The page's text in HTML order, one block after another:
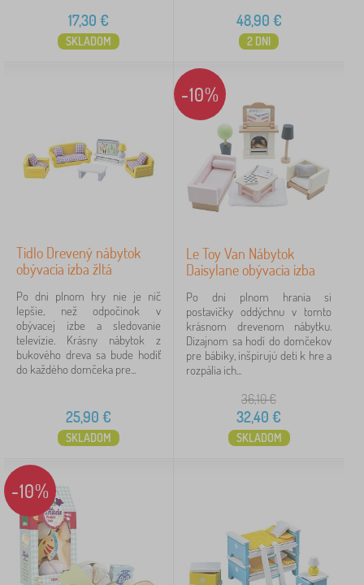
17,30 €
SKLADOM
48,90 €
2 DNI
Tidlo Drevený nábytok
obývacia izba žltá
Po dni plnom hry nie je nič
lepšie, než odpočinok v
obývacej izbe a sledovanie
televízie. Krásny nábytok z
bukového dreva sa bude hodiť
do každého domčeka pre...
25,90 €
SKLADOM
-10%
Le Toy Van Nábytok
Daisylane obývacia izba
Po dni plnom hrania si
postavičky oddýchnu v tomto
krásnom drevenom nábytku.
Dizajnom sa hodí do domčekov
pre bábiky, inšpirujú deti k hre a
rozpália ich...
36,10€
32,40 €
SKLADOM
-10%